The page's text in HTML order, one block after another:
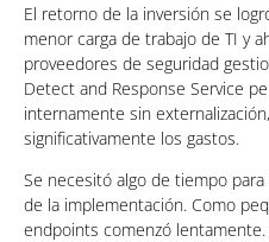
El retorno de la inversión se
menor carga de trabajo de TI y
proveedores de seguridad
Detect and Response Service
internamente sin
significativamente los gastos.
Se necesitó algo de tiempo
de la implementación. Como
endpoints comenzó